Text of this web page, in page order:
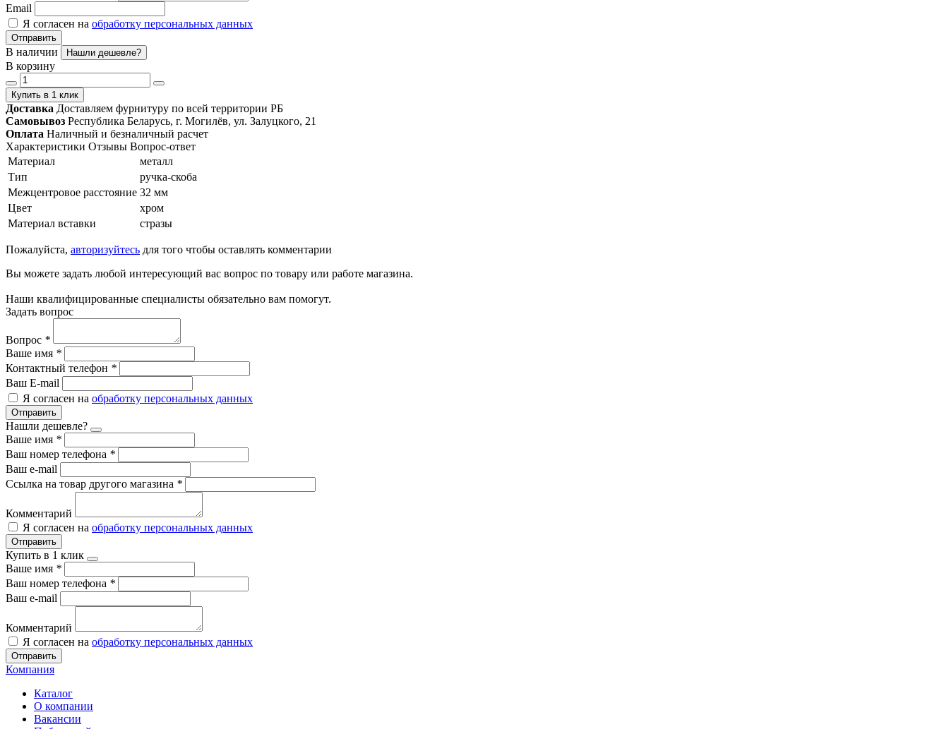
Email
Я согласен на обработку персональных данных
Отправить
В наличии Нашли дешевле?
В корзину
Купить в 1 клик
Доставка Доставляем фурнитуру по всей территории РБ
Самовывоз Республика Беларусь, г. Могилёв, ул. Залуцкого, 21
Оплата Наличный и безналичный расчет
Характеристики Отзывы Вопрос-ответ
Материал
металл
Тип
ручка-скоба
Межцентровое расстояние 32 мм
Цвет
хром
Материал вставки
стразы
Пожалуйста, авторизуйтесь для того чтобы оставлять комментарии
Вы можете задать любой интересующий вас вопрос по товару или работе магазина.
Наши квалифицированные специалисты обязательно вам помогут.
Задать вопрос
Вопрос *
Ваше имя *
Контактный телефон *
Ваш E-mail
Я согласен на обработку персональных данных
Отправить
Нашли дешевле?
Ваше имя *
Ваш номер телефона *
Ваш e-mail
Ссылка на товар другого магазина *
Комментарий
Я согласен на обработку персональных данных
Отправить
Купить в 1 клик
Ваше имя *
Ваш номер телефона *
Ваш e-mail
Комментарий
Я согласен на обработку персональных данных
Отправить
Компания
Каталог
О компании
Вакансии